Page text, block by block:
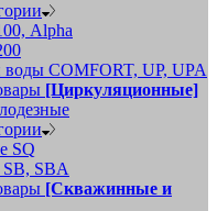
Alpha
воды COMFORT, UP, UPA
[Циркуляционные]
SQ
SBA
[Скважинные и